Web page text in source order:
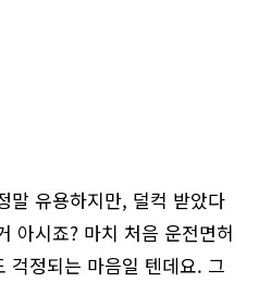
말 유용하지만, 덜컥 받았다
아시죠? 마치 처음 운전면허
걱정되는 마음일 텐데요. 그